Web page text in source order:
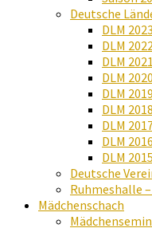
Deutsche
DLM 2023
DLM
DLM 2021
DLM 2020
DLM 2019
DLM 2018
DLM
DLM 2016
DLM 2015
Deutsche
Ruhmeshalle
Mädchenschach